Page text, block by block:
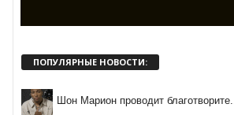
ПОПУЛЯРНЫЕ НОВОСТИ:
Шон Марион проводит благотворите...